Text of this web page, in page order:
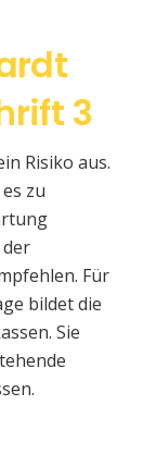
3
Risiko aus.
zu
Für
bildet die
Sie